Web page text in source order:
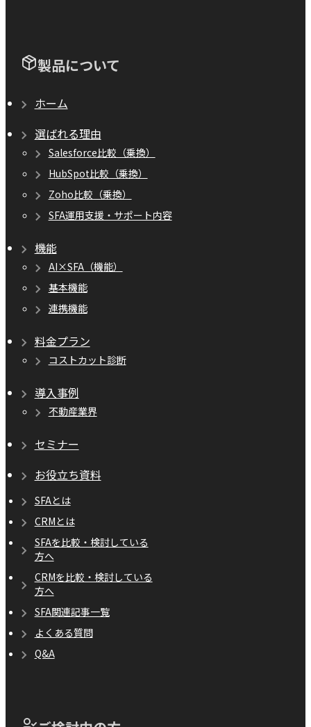
製品について
ホーム
選ばれる理由
Salesforce比較（乗換）
HubSpot比較（乗換）
Zoho比較（乗換）
SFA運用支援・サポート内容
機能
AI×SFA（機能）
基本機能
連携機能
料金プラン
コストカット診断
導入事例
不動産業界
セミナー
お役立ち資料
SFAとは
CRMとは
SFAを比較・検討している
方へ
CRMを比較・検討している
方へ
SFA関連記事一覧
よくある質問
Q&A